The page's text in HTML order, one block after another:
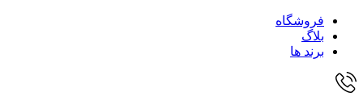
فروشگاه
بلاگ
برند ها